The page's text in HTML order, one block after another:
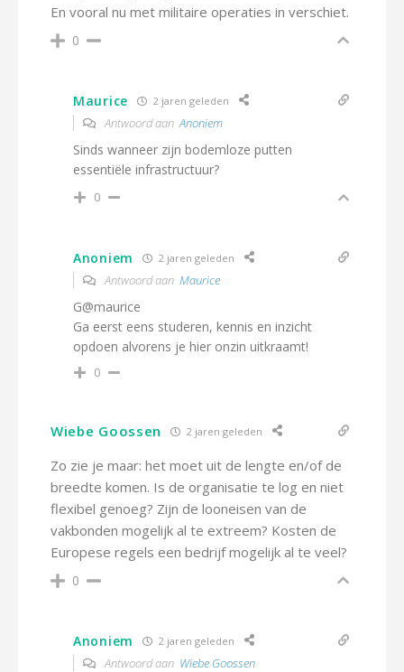
En vooral nu met militaire operaties in verschiet.
0
Maurice 2 jaren geleden
Antwoord aanAnoniem
Sinds wanneer zijn bodemloze putten
essentiële infrastructuur?
0
Anoniem 2 jaren geleden
Antwoord aan Maurice
G@maurice
Ga eerst eens studeren, kennis en inzicht
opdoen alvorens je hier onzin uitkraamt!
0
Wiebe Goossen 2 jaren geleden
Zo zie je maar: het moet uit de lengte en/of de
breedte komen. Is de organisatie te log en niet
flexibel genoeg? Zijn de looneisen van de
vakbonden mogelijk al te extreem? Kosten de
Europese regels een bedrijf mogelijk al te veel?
0
Anoniem 2 jaren geleden
Antwoord aan Wiebe Goossen